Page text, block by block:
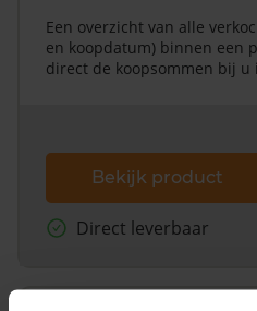
Een overzicht van alle
en koopdatum) binnen een
direct de koopsommen bij u
Bekijk product
Direct leverbaar